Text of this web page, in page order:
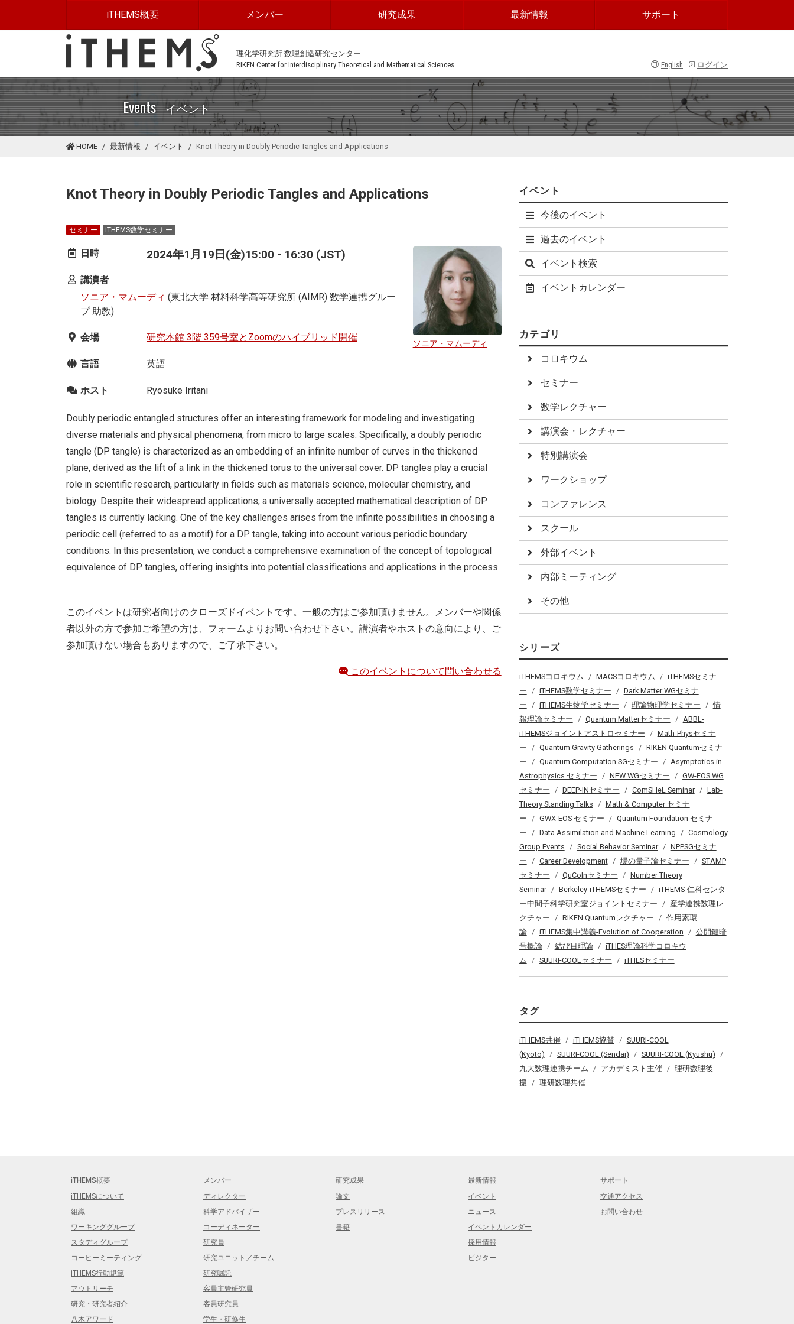
iTHEMS概要 メンバー 研究成果 最新情報 サポート
理化学研究所 数理創造研究センター
RIKEN Center for Interdisciplinary Theoretical and Mathematical Sciences
English ログイン
Events イベント
HOME 最新情報 イベント Knot Theory in Doubly Periodic Tangles and Applications
Knot Theory in Doubly Periodic Tangles and Applications
セミナー iTHEMS数学セミナー
ソニア・マムーディ
日時 2024年1月19日(金)15:00 - 16:30 (JST)
講演者
ソニア・マムーディ (東北大学 材料科学高等研究所 (AIMR) 数学連携グルー
プ 助教)
会場 研究本館 3階 359号室とZoomのハイブリッド開催
言語 英語
ホスト Ryosuke Iritani
Doubly periodic entangled structures offer an interesting framework for modeling and investigating
diverse materials and physical phenomena, from micro to large scales. Specifically, a doubly periodic
tangle (DP tangle) is characterized as an embedding of an infinite number of curves in the thickened
plane, derived as the lift of a link in the thickened torus to the universal cover. DP tangles play a crucial
role in scientific research, particularly in fields such as materials science, molecular chemistry, and
biology. Despite their widespread applications, a universally accepted mathematical description of DP
tangles is currently lacking. One of the key challenges arises from the infinite possibilities in choosing a
periodic cell (referred to as a motif) for a DP tangle, taking into account various periodic boundary
conditions. In this presentation, we conduct a comprehensive examination of the concept of topological
equivalence of DP tangles, offering insights into potential classifications and applications in the process.
このイベントは研究者向けのクローズドイベントです。一般の方はご参加頂けません。メンバーや関係
者以外の方で参加ご希望の方は、フォームよりお問い合わせ下さい。講演者やホストの意向により、ご
参加頂けない場合もありますので、ご了承下さい。
このイベントについて問い合わせる
イベント
今後のイベント
過去のイベント
イベント検索
イベントカレンダー
カテゴリ
コロキウム
セミナー
数学レクチャー
講演会・レクチャー
特別講演会
ワークショップ
コンファレンス
スクール
外部イベント
内部ミーティング
その他
シリーズ
iTHEMSコロキウム MACSコロキウム
iTHEMSセミナ
ー
iTHEMS数学セミナー
Dark Matter WGセミナ
ー
iTHEMS生物学セミナー 理論物理学セミナー
情
報理論セミナー
Quantum Matterセミナー
ABBL-
iTHEMSジョイントアストロセミナー
Math-Physセミナ
ー
Quantum Gravity Gatherings
RIKEN Quantumセミナ
ー
Quantum Computation SGセミナー
Asymptotics in
Astrophysics セミナー
NEW WGセミナー
GW-EOS WG
セミナー
DEEP-INセミナー ComSHeL Seminar
Lab-
Theory Standing Talks
Math & Computer セミナ
ー
GWX-EOS セミナー
Quantum Foundation セミナ
ー
Data Assimilation and Machine Learning
Cosmology
Group Events
Social Behavior Seminar
NPPSGセミナ
ー
Career Development 場の量子論セミナー
STAMP
セミナー
QuCoInセミナー
Number Theory
Seminar
Berkeley-iTHEMSセミナー
iTHEMS-仁科センタ
ー中間子科学研究室ジョイントセミナー
産学連携数理レ
クチャー
RIKEN Quantumレクチャー
作用素環
論
iTHEMS集中講義-Evolution of Cooperation
公開鍵暗
号概論
結び目理論
iTHES理論科学コロキウ
ム
SUURI-COOLセミナー iTHESセミナー
タグ
iTHEMS共催 iTHEMS協賛
SUURI-COOL
(Kyoto)
SUURI-COOL (Sendai)
SUURI-COOL (Kyushu)
九大数理連携チーム
アカデミスト主催
理研数理後
援
理研数理共催
iTHEMS概要
iTHEMSについて
組織
ワーキンググループ
スタディグループ
コーヒーミーティング
iTHEMS行動規範
アウトリーチ
研究・研究者紹介
八木アワード
メンバー
ディレクター
科学アドバイザー
コーディネーター
研究員
研究ユニット／チーム
研究嘱託
客員主管研究員
客員研究員
学生・研修生
研究成果
論文
プレスリリース
書籍
最新情報
イベント
ニュース
イベントカレンダー
採用情報
ビジター
サポート
交通アクセス
お問い合わせ